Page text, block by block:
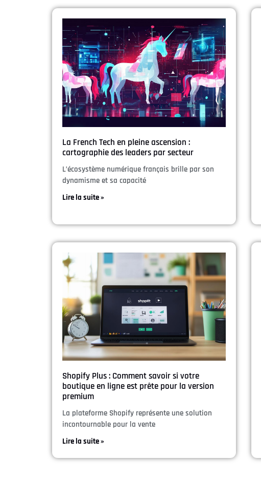
La French Tech en pleine ascension :
cartographie des leaders par secteur
L’écosystème numérique français brille par son
dynamisme et sa capacité
Lire la suite »
Shopify Plus : Comment savoir si votre
boutique en ligne est prête pour la version
premium
La plateforme Shopify représente une solution
incontournable pour la vente
Lire la suite »